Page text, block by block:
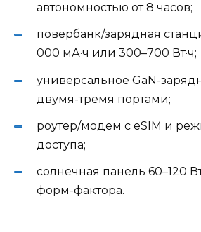
автономностью от 8 часов;
повербанк/зарядная
000 мА·ч или 300–700 Вт·ч;
универсальное GaN-
двумя-тремя портами;
роутер/модем с eSIM и
доступа;
солнечная панель 60–120
форм-фактора.